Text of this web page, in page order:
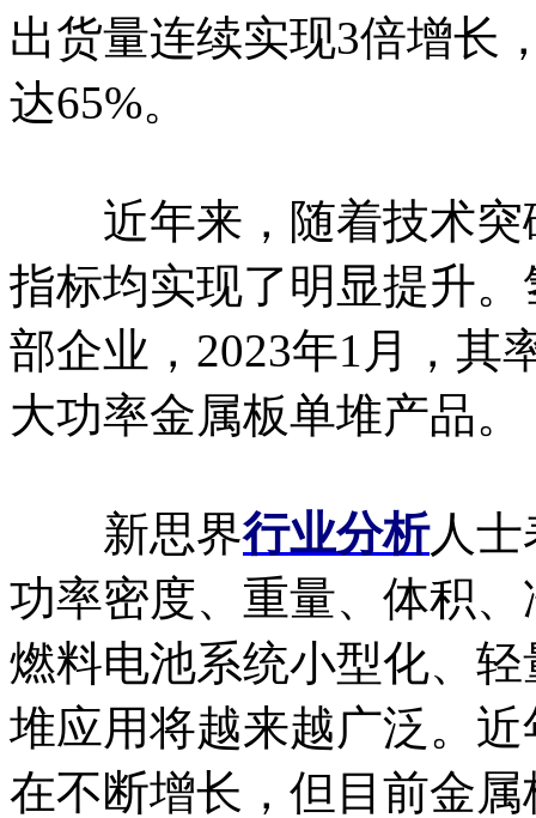
出货量连续实现3倍增长
达65%。
近年来，随着技术突
指标均实现了明显提升
部企业，2023年1月，其
大功率金属板单堆产品。
新思界行业分析人士
功率密度、重量、体积
燃料电池系统小型化、
堆应用将越来越广泛。
在不断增长，但目前金